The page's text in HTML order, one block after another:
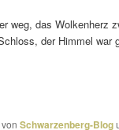
weg, das Wolkenherz
der Himmel war
vonSchwarzenberg-Blog